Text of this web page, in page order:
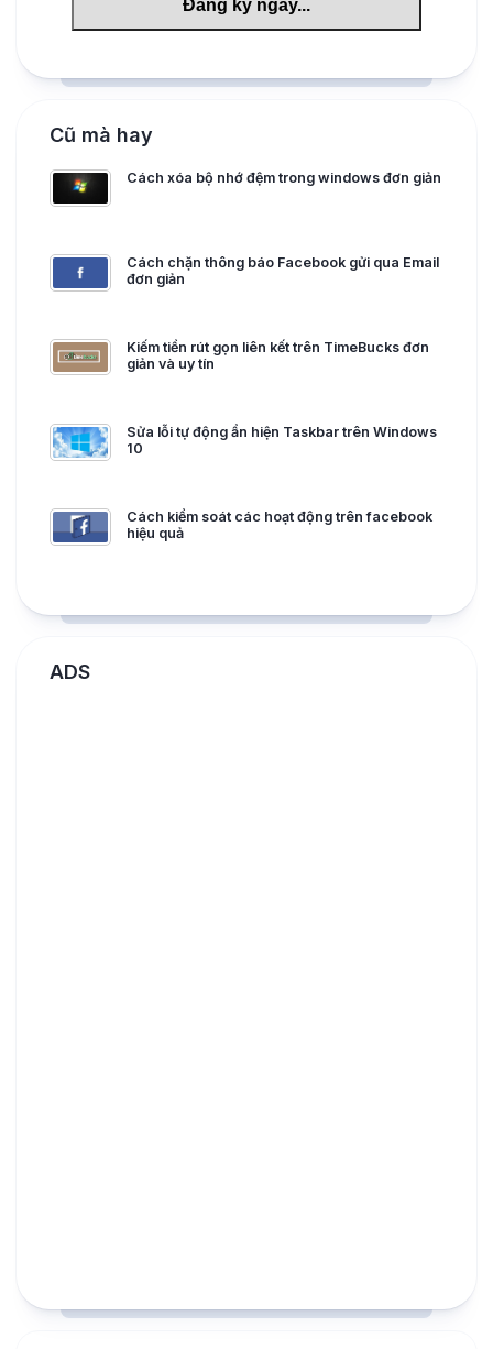
Cũ mà hay
Cách xóa bộ nhớ đệm trong windows đơn giản
Cách chặn thông báo Facebook gửi qua Email
đơn giản
Kiếm tiền rút gọn liên kết trên TimeBucks đơn
giản và uy tín
Sửa lỗi tự động ẩn hiện Taskbar trên Windows
10
Cách kiểm soát các hoạt động trên facebook
hiệu quả
ADS